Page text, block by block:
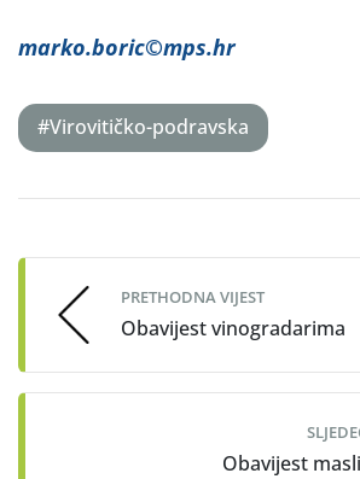
e-
marko.boric©mps.hr
#Virovitičko-podravska
navigation
PRETHODNA VIJEST
Obavijest vinogradarima
Obavijest